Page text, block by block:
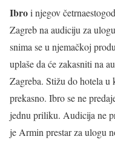
Ibroi njegov
Zagreb na audiciju za
snima se u njemačkoj
uplaše da će zakasniti na
Zagreba. Stižu do hotela u
prekasno. Ibro se ne
jednu priliku. Audicija ne
je Armin prestar za ulogu